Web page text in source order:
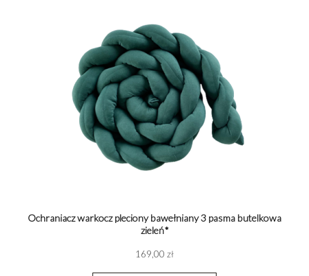
Ochraniacz warkocz pleciony bawełniany 3 pasma butelkowa
zieleń*
169,00 zł